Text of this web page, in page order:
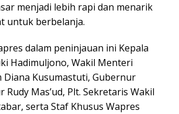
menjadi lebih rapi dan menarik
untuk berbelanja.
dalam peninjauan ini Kepala
Hadimuljono, Wakil Menteri
Diana Kusumastuti, Gubernur
Mas’ud, Plt. Sekretaris Wakil
serta Staf Khusus Wapres